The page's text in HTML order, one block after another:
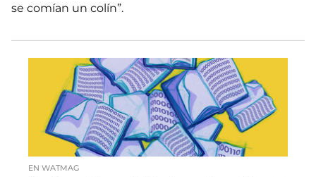
se comían un colín”.
EN WATMAG